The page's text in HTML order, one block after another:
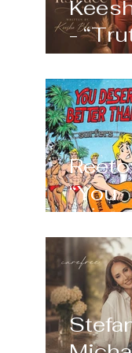
-
Face”
“You
Better
Me”